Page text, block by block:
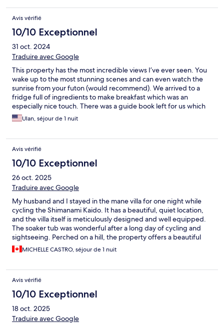
store is about 20 minutes away by bike. That said, these are also
part of the charm — the elevation gives you those incredible
views, and the distance from town makes the setting peaceful
and quiet.
Avis vérifié
10/10 Exceptionnel
31 oct. 2024
Traduire avec Google
This property has the most incredible views I’ve ever seen. You
wake up to the most stunning scenes and can even watch the
sunrise from your futon (would recommend). We arrived to a
fridge full of ingredients to make breakfast which was an
especially nice touch. There was a guide book left for us which
had all the information we needed, including nearby
restaurants. We stayed here as a mid-way point from Imabari to
route and it was perfect. The area is very rural so I would
recommend purchasing food before you arrive, however, we
were able to get a taxi to the supermarket just fine. There is also
a Family Mart that is reasonably near. It’s a super quiet spot but
perfect for what we needed. Very clean and well thought out.
Definitely stay here if you get the chance!!!
Ulan, séjour de 1 nuit
Avis vérifié
10/10 Exceptionnel
26 oct. 2025
Traduire avec Google
My husband and I stayed in the mane villa for one night while
cycling the Shimanami Kaido. It has a beautiful, quiet location,
and the villa itself is meticulously designed and well equipped.
The soaker tub was wonderful after a long day of cycling and
sightseeing. Perched on a hill, the property offers a beautiful
sunrise over the sea and is a comfortable place to enjoy a slow
morning before hitting the road again.
MICHELLE CASTRO, séjour de 1 nuit
Avis vérifié
10/10 Exceptionnel
18 oct. 2025
Traduire avec Google